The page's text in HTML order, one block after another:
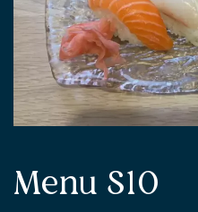
Menu S10